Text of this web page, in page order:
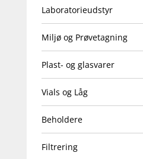
Laboratorieudstyr
Miljø og Prøvetagning
Plast- og glasvarer
Vials og Låg
Beholdere
Filtrering